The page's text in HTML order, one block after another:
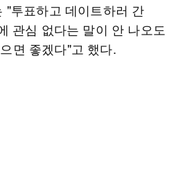
"투표하고 데이트하러 간
관심 없다는 말이 안 나오도
면 좋겠다"고 했다.